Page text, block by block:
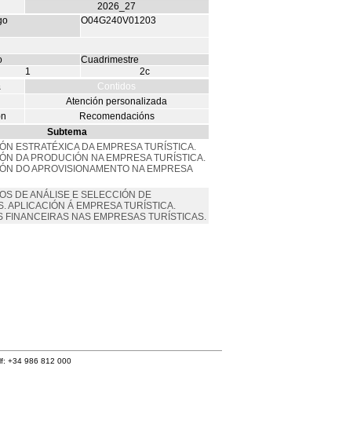
2026_27
O04G240V01203
Cuadrimestre
1
2c
Contidos
Atención personalizada
Recomendacións
Subtema
ESTRATÉXICA DA EMPRESA TURÍSTICA.
DA PRODUCIÓN NA EMPRESA TURÍSTICA.
DO APROVISIONAMENTO NA EMPRESA
DE ANÁLISE E SELECCIÓN DE
APLICACIÓN Á EMPRESA TURÍSTICA.
FINANCEIRAS NAS EMPRESAS TURÍSTICAS.
+34 986 812 000